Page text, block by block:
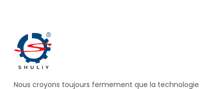
Nous croyons toujours fermement que la technologie